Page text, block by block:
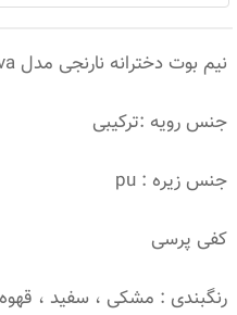
نیم بوت دخترانه نارنجی مدل shiva
جنس رویه :ترکیبی
جنس زیره : pu
کفی پرسی
رنگبندی : مشکی ، سفید ،